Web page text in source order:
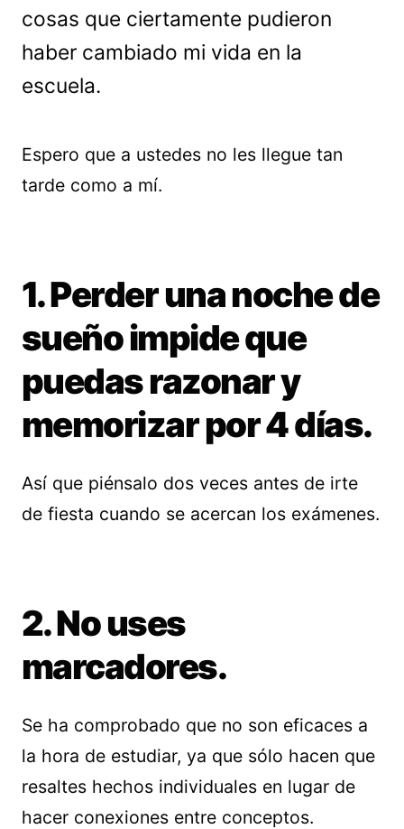
cosas que ciertamente pudieron
haber cambiado mi vida en la
escuela.
Espero que a ustedes no les llegue tan
tarde como a mí.
1. Perder una noche de
sueño impide que
puedas razonar y
memorizar por 4 días.
Así que piénsalo dos veces antes de irte
de fiesta cuando se acercan los exámenes.
2. No uses
marcadores.
Se ha comprobado que no son eficaces a
la hora de estudiar, ya que sólo hacen que
resaltes hechos individuales en lugar de
hacer conexiones entre conceptos.